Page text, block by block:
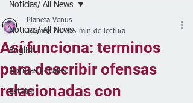
Noticias/ All News
English
Noticias Locales
Estatal
Noticias/ All News
Así funciona: terminos
para describir ofensas
relacionadas con
Planeta Venus
19 may 2023 5 min de lectura